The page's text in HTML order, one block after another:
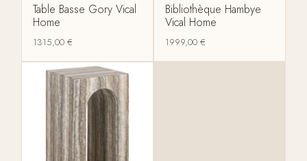
Table Basse Gory Vical
Home
1315,00€
Bibliothèque Hambye
Vical Home
1999,00 €